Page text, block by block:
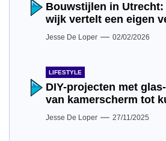
Bouwstijlen in Utrecht:
wijk vertelt een eigen
Jesse De Loper 02/02/2026
LIFESTYLE
DIY-projecten met
van kamerscherm tot
Jesse De Loper 27/11/2025